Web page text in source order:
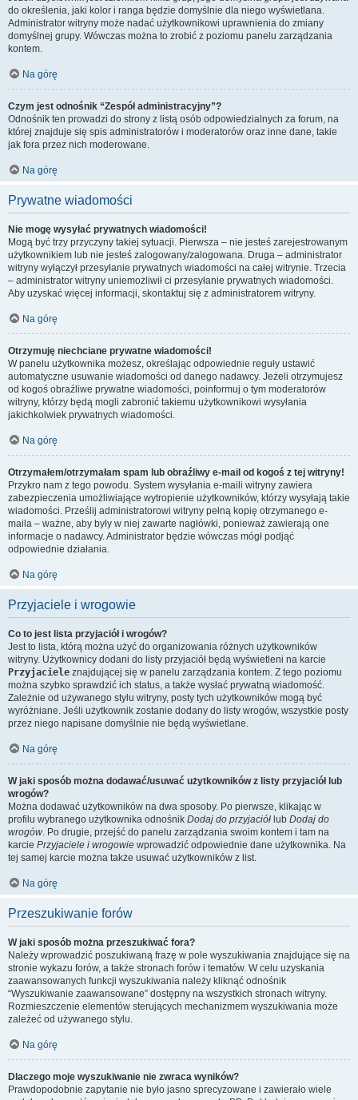
do określenia, jaki kolor i ranga będzie domyślnie dla niego wyświetlana.
Administrator witryny może nadać użytkownikowi uprawnienia do zmiany
domyślnej grupy. Wówczas można to zrobić z poziomu panelu zarządzania
kontem.
Na górę
Czym jest odnośnik “Zespół administracyjny”?
Odnośnik ten prowadzi do strony z listą osób odpowiedzialnych za forum, na
której znajduje się spis administratorów i moderatorów oraz inne dane, takie
jak fora przez nich moderowane.
Na górę
Prywatne wiadomości
Nie mogę wysyłać prywatnych wiadomości!
Mogą być trzy przyczyny takiej sytuacji. Pierwsza – nie jesteś zarejestrowanym
użytkownikiem lub nie jesteś zalogowany/zalogowana. Druga – administrator
witryny wyłączył przesyłanie prywatnych wiadomości na całej witrynie. Trzecia
– administrator witryny uniemożliwił ci przesyłanie prywatnych wiadomości.
Aby uzyskać więcej informacji, skontaktuj się z administratorem witryny.
Na górę
Otrzymuję niechciane prywatne wiadomości!
W panelu użytkownika możesz, określając odpowiednie reguły ustawić
automatyczne usuwanie wiadomości od danego nadawcy. Jeżeli otrzymujesz
od kogoś obraźliwe prywatne wiadomości, poinformuj o tym moderatorów
witryny, którzy będą mogli zabronić takiemu użytkownikowi wysyłania
jakichkolwiek prywatnych wiadomości.
Na górę
Otrzymałem/otrzymałam spam lub obraźliwy e-mail od kogoś z tej witryny!
Przykro nam z tego powodu. System wysyłania e-maili witryny zawiera
zabezpieczenia umożliwiające wytropienie użytkowników, którzy wysyłają takie
wiadomości. Prześlij administratorowi witryny pełną kopię otrzymanego e-
maila – ważne, aby były w niej zawarte nagłówki, ponieważ zawierają one
informacje o nadawcy. Administrator będzie wówczas mógł podjąć
odpowiednie działania.
Na górę
Przyjaciele i wrogowie
Co to jest lista przyjaciół i wrogów?
Jest to lista, którą można użyć do organizowania różnych użytkowników
witryny. Użytkownicy dodani do listy przyjaciół będą wyświetleni na karcie
Przyjaciele znajdującej się w panelu zarządzania kontem. Z tego poziomu
można szybko sprawdzić ich status, a także wysłać prywatną wiadomość.
Zależnie od używanego stylu witryny, posty tych użytkowników mogą być
wyróżniane. Jeśli użytkownik zostanie dodany do listy wrogów, wszystkie posty
przez niego napisane domyślnie nie będą wyświetlane.
Na górę
W jaki sposób można dodawać/usuwać użytkowników z listy przyjaciół lub
wrogów?
Można dodawać użytkowników na dwa sposoby. Po pierwsze, klikając w
profilu wybranego użytkownika odnośnik Dodaj do przyjaciół lub Dodaj do
wrogów. Po drugie, przejść do panelu zarządzania swoim kontem i tam na
karcie Przyjaciele i wrogowie wprowadzić odpowiednie dane użytkownika. Na
tej samej karcie można także usuwać użytkowników z list.
Na górę
Przeszukiwanie forów
W jaki sposób można przeszukiwać fora?
Należy wprowadzić poszukiwaną frazę w pole wyszukiwania znajdujące się na
stronie wykazu forów, a także stronach forów i tematów. W celu uzyskania
zaawansowanych funkcji wyszukiwania należy kliknąć odnośnik
“Wyszukiwanie zaawansowane” dostępny na wszystkich stronach witryny.
Rozmieszczenie elementów sterujących mechanizmem wyszukiwania może
zależeć od używanego stylu.
Na górę
Dlaczego moje wyszukiwanie nie zwraca wyników?
Prawdopodobnie zapytanie nie było jasno sprecyzowane i zawierało wiele